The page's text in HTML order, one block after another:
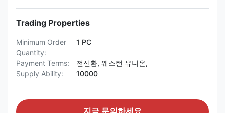
Trading Properties
Minimum Order
Quantity:
1 PC
Payment Terms:
전신환, 웨스턴 유니온,
Supply Ability:
10000
지금 문의하세요